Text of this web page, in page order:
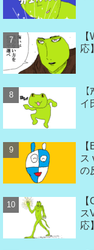
応】
イ
ス
の
ス
応】